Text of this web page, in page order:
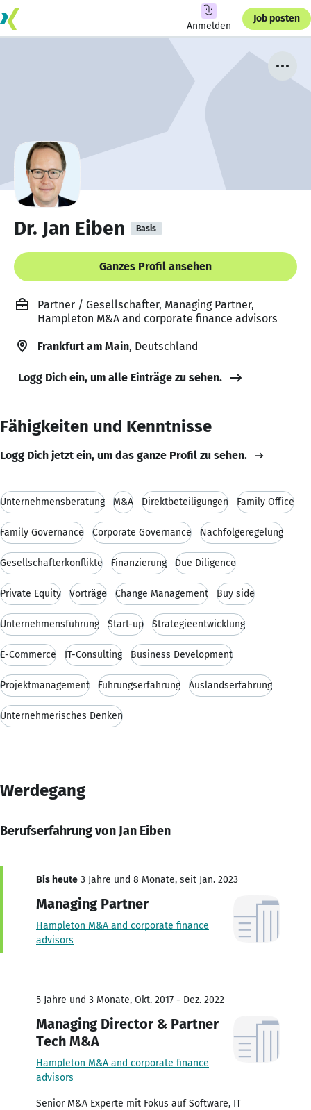
Anmelden
Job posten
Dr. Jan Eiben Basis
Ganzes Profil ansehen
Partner / Gesellschafter, Managing Partner,
Hampleton M&A and corporate finance advisors
Frankfurt am Main, Deutschland
Logg Dich ein, um alle Einträge zu sehen.
Fähigkeiten und Kenntnisse
Logg Dich jetzt ein, um das ganze Profil zu sehen.
Unternehmensberatung M&A Direktbeteiligungen Family Office
Family Governance Corporate Governance Nachfolgeregelung
Gesellschafterkonflikte Finanzierung Due Diligence
Private Equity Vorträge Change Management Buy side
Unternehmensführung Start-up Strategieentwicklung
E-Commerce IT-Consulting Business Development
Projektmanagement Führungserfahrung Auslandserfahrung
Unternehmerisches Denken
Werdegang
Berufserfahrung von Jan Eiben
Bis heute 3 Jahre und 8 Monate, seit Jan. 2023
Managing Partner
Hampleton M&A and corporate finance
advisors
5 Jahre und 3 Monate, Okt. 2017 - Dez. 2022
Managing Director & Partner
Tech M&A
Hampleton M&A and corporate finance
advisors
Senior M&A Experte mit Fokus auf Software, IT